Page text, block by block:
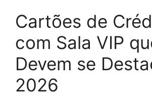
Cartões de
com Sala VIP
Devem se
2026